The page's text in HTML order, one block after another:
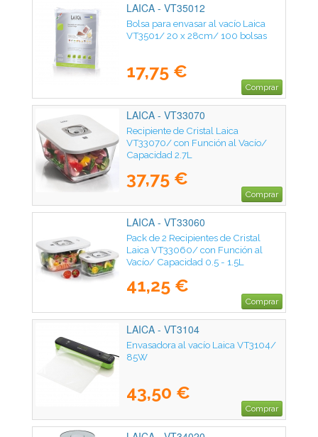
LAICA - VT35012
Bolsa para envasar al vacío Laica
VT3501/ 20 x 28cm/ 100 bolsas
17,75 €
Comprar
LAICA - VT33070
Recipiente de Cristal Laica
VT33070/ con Función al Vacío/
Capacidad 2.7L
37,75 €
Comprar
LAICA - VT33060
Pack de 2 Recipientes de Cristal
Laica VT33060/ con Función al
Vacío/ Capacidad 0.5 - 1.5L
41,25 €
Comprar
LAICA - VT3104
Envasadora al vacío Laica VT3104/
85W
43,50 €
Comprar